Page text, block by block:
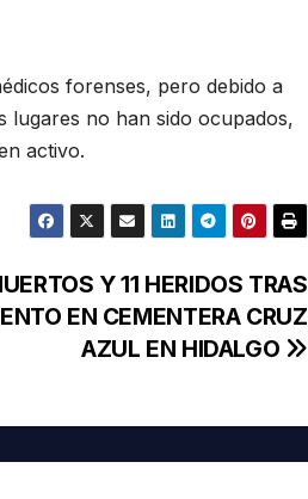
forenses, pero debido a
lugares no han sido ocupados,
activo.
Y 11 HERIDOS TRAS
EN CEMENTERA CRUZ
AZUL EN HIDALGO